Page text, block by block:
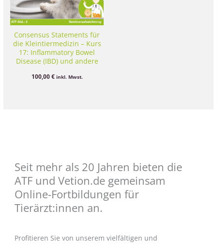
Consensus Statements für
die Kleintiermedizin – Kurs
17: Inflammatory Bowel
Disease (IBD) und andere
Darmerkrankungen
100,00€ inkl. Mwst.
Seit mehr als 20 Jahren bieten die
ATF und Vetion.de gemeinsam
Online-Fortbildungen für
Tierärzt:innen an.
Profitieren Sie von unserem vielfältigen und